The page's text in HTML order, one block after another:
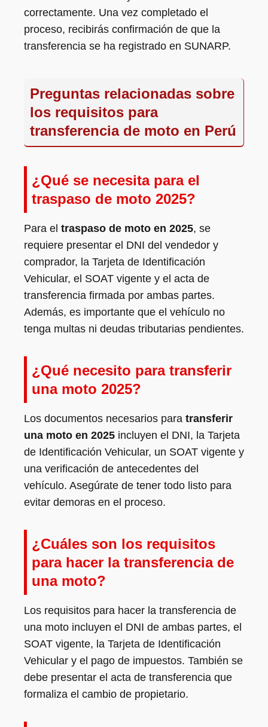
correctamente. Una vez completado el
proceso, recibirás confirmación de que la
transferencia se ha registrado en SUNARP.
Preguntas relacionadas sobre
los requisitos para
transferencia de moto en Perú
¿Qué se necesita para el
traspaso de moto 2025?
Para el traspaso de moto en 2025, se
requiere presentar el DNI del vendedor y
comprador, la Tarjeta de Identificación
Vehicular, el SOAT vigente y el acta de
transferencia firmada por ambas partes.
Además, es importante que el vehículo no
tenga multas ni deudas tributarias pendientes.
¿Qué necesito para transferir
una moto 2025?
Los documentos necesarios para transferir
una moto en 2025 incluyen el DNI, la Tarjeta
de Identificación Vehicular, un SOAT vigente y
una verificación de antecedentes del
vehículo. Asegúrate de tener todo listo para
evitar demoras en el proceso.
¿Cuáles son los requisitos
para hacer la transferencia de
una moto?
Los requisitos para hacer la transferencia de
una moto incluyen el DNI de ambas partes, el
SOAT vigente, la Tarjeta de Identificación
Vehicular y el pago de impuestos. También se
debe presentar el acta de transferencia que
formaliza el cambio de propietario.